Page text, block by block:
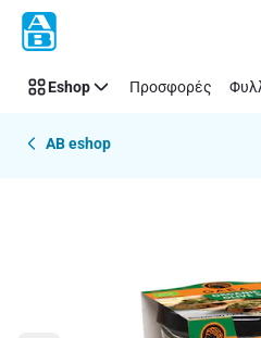
Παράλειψη
Eshop Προσφορές
AB eshop